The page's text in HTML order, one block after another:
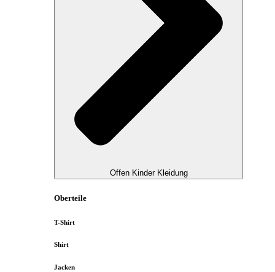
Offen Kinder Kleidung
Oberteile
T-Shirt
Shirt
Jacken